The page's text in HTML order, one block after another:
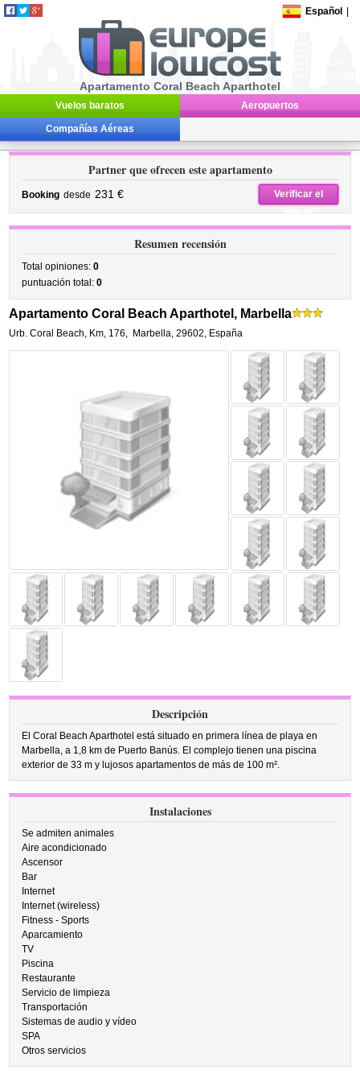
Español
Apartamento Coral Beach Aparthotel
Vuelos baratos Aeropuertos
Compañías Aéreas
Partner que ofrecen este apartamento
Booking desde 231 €
Verificar el
precio
Resumen recensión
Total opiniones:0
puntuación total:0
Apartamento Coral Beach Aparthotel, Marbella
Urb. Coral Beach, Km, 176, Marbella,29602, España
Descripción
El Coral Beach Aparthotel está situado en primera línea de playa en
Marbella, a 1,8 km de Puerto Banús. El complejo tienen una piscina
exterior de 33 m y lujosos apartamentos de más de 100 m².
Instalaciones
Se admiten animales
Aire acondicionado
Ascensor
Bar
Internet
Internet (wireless)
Fitness - Sports
Aparcamiento
TV
Piscina
Restaurante
Servicio de limpieza
Transportación
Sistemas de audio y vídeo
SPA
Otros servicios